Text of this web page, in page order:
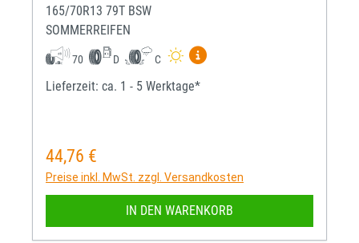
165/70R13 79T BSW
SOMMERREIFEN
70 D C
Mehr Informationen zum
Lieferzeit: ca. 1 - 5 Werktage*
Regulärer Preis:
44,76 €
Preise inkl. MwSt. zzgl. Versandkosten
IN DEN WARENKORB